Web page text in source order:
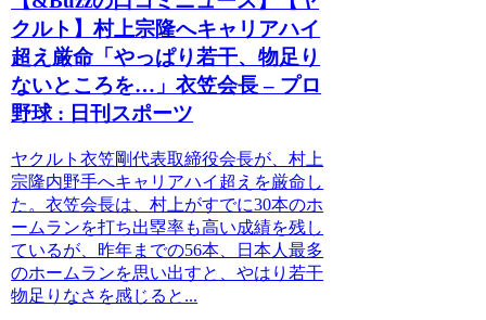
クルト】村上宗隆へキャリアハイ
超え厳命「やっぱり若干、物足り
ないところを…」衣笠会長 – プロ
野球 : 日刊スポーツ
ヤクルト衣笠剛代表取締役会長が、村上
宗隆内野手へキャリアハイ超えを厳命し
た。衣笠会長は、村上がすでに30本のホ
ームランを打ち出塁率も高い成績を残し
ているが、昨年までの56本、日本人最多
のホームランを思い出すと、やはり若干
物足りなさを感じると...